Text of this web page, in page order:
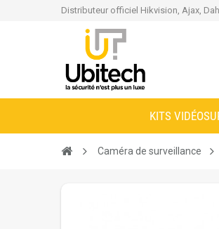
Distributeur officiel Hikvision, Ajax,
KITS
Caméra de surveillance